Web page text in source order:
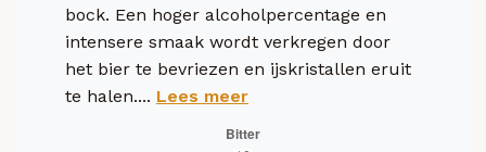
bock. Een hoger alcoholpercentage en
intensere smaak wordt verkregen door
het bier te bevriezen en ijskristallen eruit
te halen.... Lees meer